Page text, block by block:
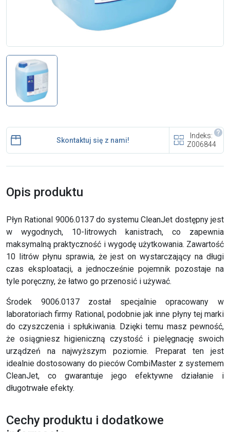
O nas
i cookies
Skontaktuj się z nami
EFA: Historia i oferta
mięsnego
Skontaktuj się z nami!
Indeks:
Z006844
Opis produktu
Płyn Rational 9006.0137 do systemu CleanJet dostępny jest
w wygodnych, 10-litrowych kanistrach, co zapewnia
maksymalną praktyczność i wygodę użytkowania. Zawartość
10 litrów płynu sprawia, że jest on wystarczający na długi
czas eksploatacji, a jednocześnie pojemnik pozostaje na
tyle poręczny, że łatwo go przenosić i używać.
Środek 9006.0137 został specjalnie opracowany w
laboratoriach firmy Rational, podobnie jak inne płyny tej marki
do czyszczenia i spłukiwania. Dzięki temu masz pewność,
że osiągniesz higieniczną czystość i pielęgnację swoich
urządzeń na najwyższym poziomie. Preparat ten jest
idealnie dostosowany do pieców CombiMaster z systemem
CleanJet, co gwarantuje jego efektywne działanie i
długotrwałe efekty.
Cechy produktu i dodatkowe